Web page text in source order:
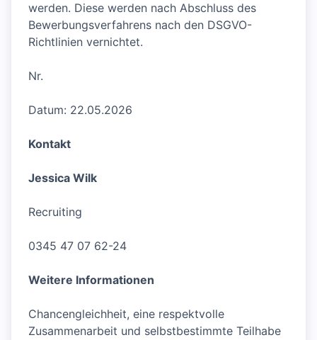
werden. Diese werden nach Abschluss des
Bewerbungsverfahrens nach den DSGVO-
Richtlinien vernichtet.
Nr.
Datum: 22.05.2026
Kontakt
Jessica Wilk
Recruiting
0345 47 07 62-24
Weitere Informationen
Chancengleichheit, eine respektvolle
Zusammenarbeit und selbstbestimmte Teilhabe